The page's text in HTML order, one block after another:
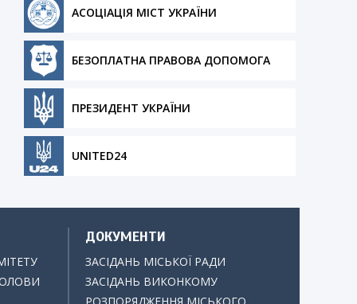
АСОЦІАЦІЯ МІСТ УКРАЇНИ
БЕЗОПЛАТНА ПРАВОВА ДОПОМОГА
ПРЕЗИДЕНТ УКРАЇНИ
UNITED24
ДОКУМЕНТИ
ЗАСІДАНЬ МІСЬКОЇ РАДИ
ЗАСІДАНЬ ВИКОНКОМУ